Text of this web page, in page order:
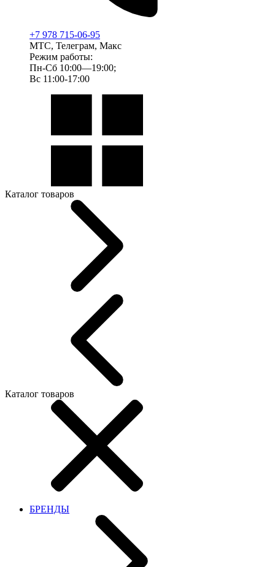
+7 978 715-06-95
МТС, Телеграм, Макс
Режим работы:
Пн-Сб 10:00—19:00;
Вс 11:00-17:00
Каталог товаров
Каталог товаров
БРЕНДЫ